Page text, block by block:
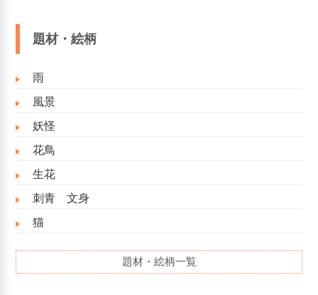
題材・絵柄
雨
風景
妖怪
花鳥
生花
刺青 文身
猫
題材・絵柄一覧